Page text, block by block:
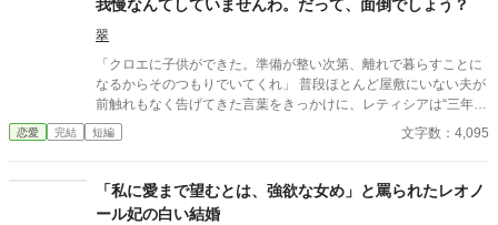
我慢なんてしていませんわ。だって、面倒でしょう？
翠
「クロエに子供ができた。準備が整い次第、離れで暮らすことに
なるからそのつもりでいてくれ」 普段ほとんど屋敷にいない夫が
前触れもなく告げてきた言葉をきっかけに、レティシアは“三年
間”の契約を終わらせることにした。 赤の他人を屋敷に迎えるこ
とはしない。 不要なものに感情を砕く理由などない。 「だって、
切り捨ててしまいましょう。
恋愛 完結 短編 文字数：4,095
「私に愛まで望むとは、強欲な女め」と罵られたレオノ
ール妃の白い結婚